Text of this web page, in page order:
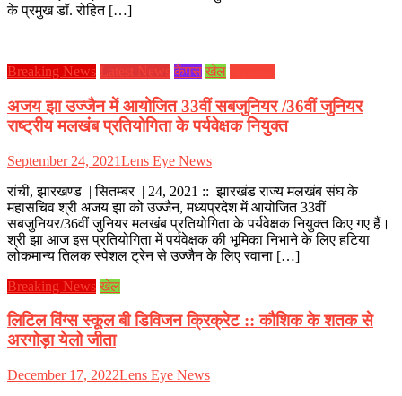
के प्रमुख डॉ. रोहित […]
Breaking News Latest News कैंपस खेल
अजय झा उज्जैन में आयोजित 33वीं सबजुनियर /36वीं जुनियर
राष्ट्रीय मलखंब प्रतियोगिता के पर्यवेक्षक नियुक्त
September 24, 2021Lens Eye News
रांची, झारखण्ड | सितम्बर | 24, 2021 :: झारखंड राज्य मलखंब संघ के
महासचिव श्री अजय झा को उज्जैन, मध्यप्रदेश में आयोजित 33वीं
सबजुनियर/36वीं जुनियर मलखंब प्रतियोगिता के पर्यवेक्षक नियुक्त किए गए हैं।
श्री झा आज इस प्रतियोगिता में पर्यवेक्षक की भूमिका निभाने के लिए हटिया
लोकमान्य तिलक स्पेशल ट्रेन से उज्जैन के लिए रवाना […]
Breaking News खेल
लिटिल विंग्स स्कूल बी डिविजन क्रिक्रेट :: कौशिक के शतक से
अरगोड़ा येलो जीता
December 17, 2022Lens Eye News